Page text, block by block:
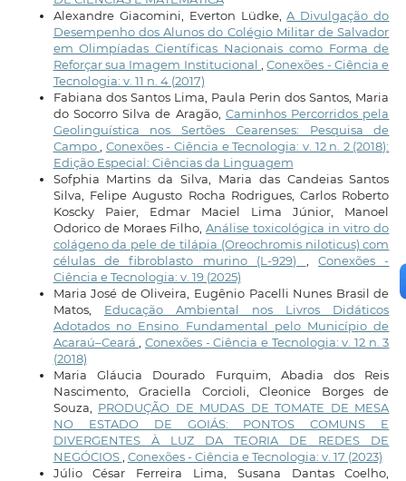
Alexandre Giacomini, Everton Lüdke,A Divulgação do
Desempenho dos Alunos do Colégio Militar de Salvador
em Olimpíadas Científicas Nacionais como Forma de
Reforçar sua Imagem Institucional ,Conexões - Ciência e
Tecnologia: v. 11 n. 4 (2017)
Fabiana dos Santos Lima, Paula Perin dos Santos, Maria
do Socorro Silva de Aragão, Caminhos Percorridos pela
Geolinguística nos Sertões Cearenses: Pesquisa de
Campo, Conexões - Ciência e Tecnologia: v. 12 n. 2 (2018):
Edição Especial: Ciências da Linguagem
Sofphia Martins da Silva, Maria das Candeias Santos
Silva, Felipe Augusto Rocha Rodrigues, Carlos Roberto
Koscky Paier, Edmar Maciel Lima Júnior, Manoel
Odorico de Moraes Filho, Análise toxicológica in vitro do
colágeno da pele de tilápia (Oreochromis niloticus) com
células de fibroblasto murino (L-929) ,Conexões -
Ciência e Tecnologia: v. 19 (2025)
Maria José de Oliveira, Eugênio Pacelli Nunes Brasil de
Matos, Educação Ambiental nos Livros Didáticos
Adotados no Ensino Fundamental pelo Município de
Acaraú–Ceará, Conexões - Ciência e Tecnologia: v. 12 n. 3
(2018)
Maria Gláucia Dourado Furquim, Abadia dos Reis
Nascimento, Graciella Corcioli, Cleonice Borges de
Souza, PRODUÇÃO DE MUDAS DE TOMATE DE MESA
NO ESTADO DE GOIÁS: PONTOS COMUNS E
DIVERGENTES À LUZ DA TEORIA DE REDES DE
NEGÓCIOS, Conexões - Ciência e Tecnologia: v. 17 (2023)
Júlio César Ferreira Lima, Susana Dantas Coelho,